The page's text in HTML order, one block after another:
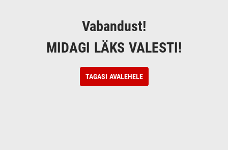
Vabandust!
MIDAGI LÄKS VALESTI!
TAGASI AVALEHELE